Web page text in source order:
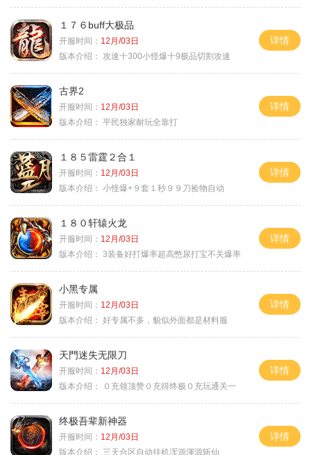
１７６buff大极品
开服时间： 12月/03日
版本介绍： 攻速十300小怪爆十9极品切割攻速
详情
古界2
开服时间： 12月/03日
版本介绍： 平民独家耐玩全靠打
详情
１８５雷霆２合１
开服时间： 12月/03日
版本介绍： 小怪爆+９套１秒９９刀捡物自动
详情
１８０轩辕火龙
开服时间： 12月/03日
版本介绍： 3装备好打爆率超高憋尿打宝不关爆率
详情
小黑专属
开服时间： 12月/03日
版本介绍： 好专属不多，貌似外面都是材料服
详情
天門迷失无限刀
开服时间： 12月/03日
版本介绍：
０充领顶赞０充得终极０充玩通关一
详情
终极吾辈新神器
开服时间： 12月/03日
版本介绍：
三天合区自动挂机浑源渾源斩仙
详情